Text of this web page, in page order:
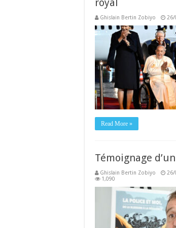
royal
Ghislain Bertin Zobiyo
Read More »
Témoignage
Ghislain Bertin Zobiyo
1,090